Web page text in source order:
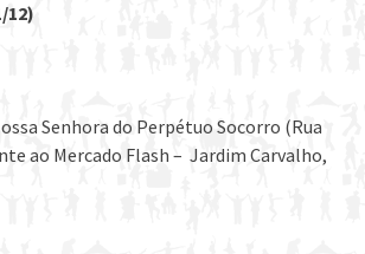
12)
Senhora do Perpétuo Socorro (Rua
ao Mercado Flash – Jardim Carvalho,